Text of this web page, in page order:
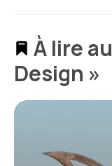
À lire
Design »